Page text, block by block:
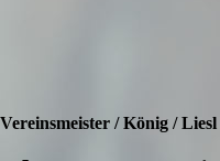
Vereinsmeister / König / Liesl